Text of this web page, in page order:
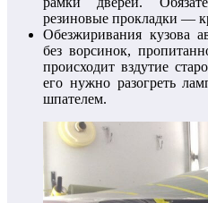
резиновые прокладки —
Обезжиривания кузова
без ворсинок,
происходит вздутие
его нужно разогреть
шпателем.